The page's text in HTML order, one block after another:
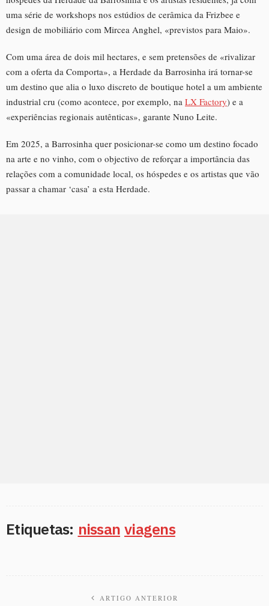
uma série de workshops nos estúdios de cerâmica da Frizbee e
design de mobiliário com Mircea Anghel, «previstos para Maio».
Com uma área de dois mil hectares, e sem pretensões de «rivalizar
com a oferta da Comporta», a Herdade da Barrosinha irá tornar-se
um destino que alia o luxo discreto de boutique hotel a um ambiente
industrial cru (como acontece, por exemplo, na LX Factory) e a
«experiências regionais autênticas», garante Nuno Leite.
Em 2025, a Barrosinha quer posicionar-se como um destino focado
na arte e no vinho, com o objectivo de reforçar a importância das
relações com a comunidade local, os hóspedes e os artistas que vão
passar a chamar ‘casa’ a esta Herdade.
Etiquetas: nissan viagens
ARTIGO ANTERIOR